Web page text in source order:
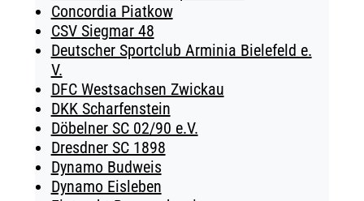
Concordia Piatkow
CSV Siegmar 48
Deutscher Sportclub Arminia Bielefeld e.
V.
DFC Westsachsen Zwickau
DKK Scharfenstein
Döbelner SC 02/90 e.V.
Dresdner SC 1898
Dynamo Budweis
Dynamo Eisleben